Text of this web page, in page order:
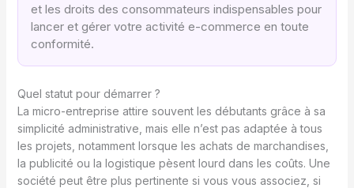
et les droits des consommateurs indispensables pour
lancer et gérer votre activité e-commerce en toute
conformité.
Quel statut pour démarrer ?
La micro-entreprise attire souvent les débutants grâce à sa
simplicité administrative, mais elle n’est pas adaptée à tous
les projets, notamment lorsque les achats de marchandises,
la publicité ou la logistique pèsent lourd dans les coûts. Une
société peut être plus pertinente si vous vous associez, si